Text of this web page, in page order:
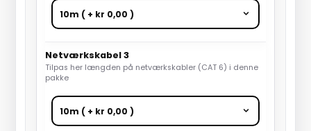
Netværkskabel 3
Tilpas her længden på netværkskabler (CAT 6) i denne
pakke